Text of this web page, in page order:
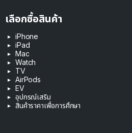
เลือกซื้อสินค้า
iPhone
iPad
Mac
Watch
TV
AirPods
EV
อุปกรณ์เสริม
สินค้าราคาเพื่อการศึกษา